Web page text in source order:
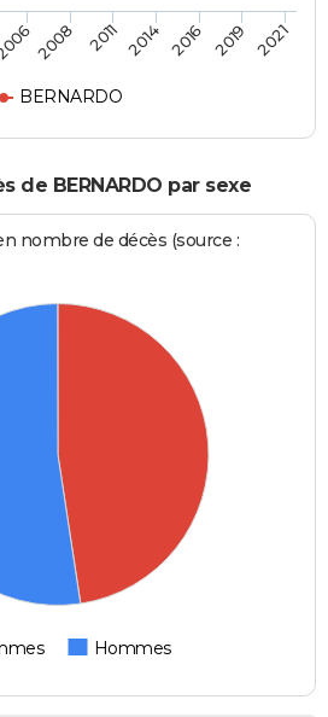
BERNARDO
2008 2011 2014 2016 2019 2021
de BERNARDO par sexe
nombre de décès (source :
Hommes